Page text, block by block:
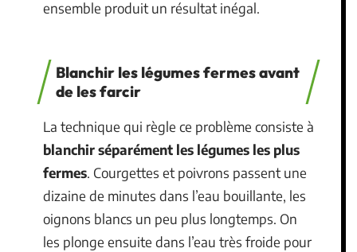
ensemble produit un résultat inégal.
Blanchir les légumes fermes avant
de les farcir
La technique qui règle ce problème consiste à
blanchir séparément les légumes les plus
fermes. Courgettes et poivrons passent une
dizaine de minutes dans l’eau bouillante, les
oignons blancs un peu plus longtemps. On
les plonge ensuite dans l’eau très froide pour